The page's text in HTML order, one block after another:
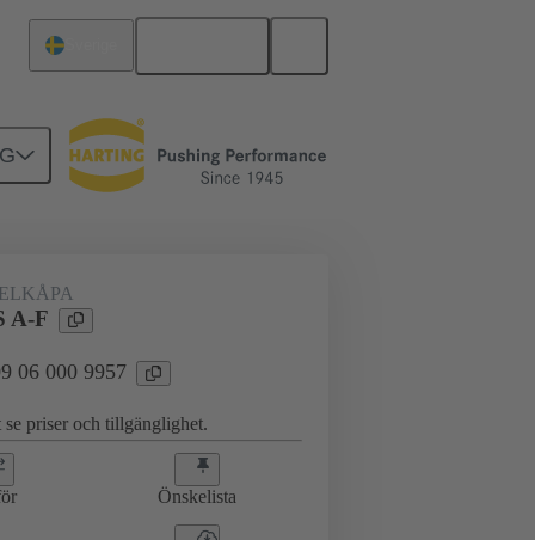
A-F
06 000 9957
priser och tillgänglighet.
Önskelista